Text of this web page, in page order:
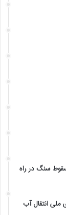
شدید و سقوط سنگ در راه
ملی انتقال آب